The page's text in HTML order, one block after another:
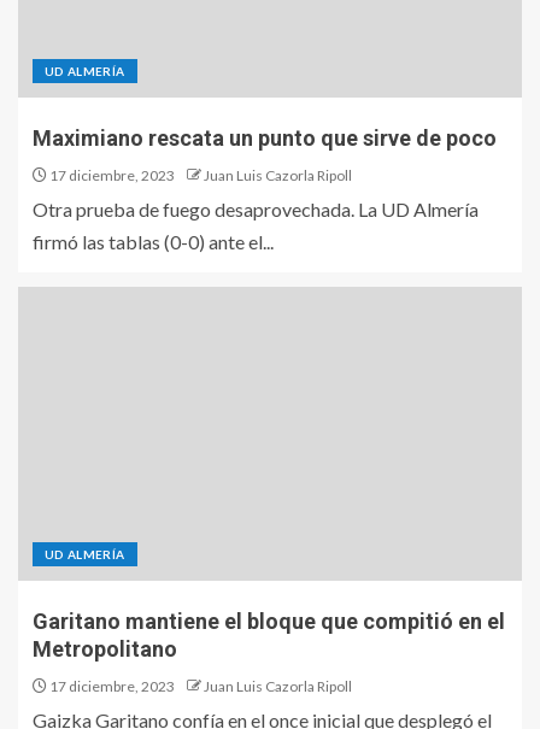
UD ALMERÍA
Maximiano rescata un punto que sirve de poco
17 diciembre, 2023 Juan Luis Cazorla Ripoll
Otra prueba de fuego desaprovechada. La UD Almería
firmó las tablas (0-0) ante el...
UD ALMERÍA
Garitano mantiene el bloque que compitió en el
Metropolitano
17 diciembre, 2023 Juan Luis Cazorla Ripoll
Gaizka Garitano confía en el once inicial que desplegó el